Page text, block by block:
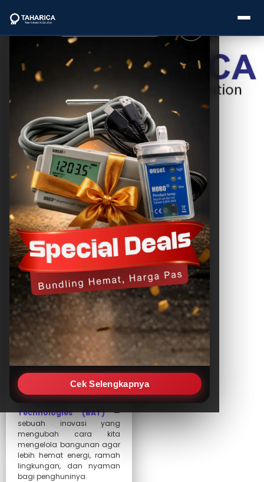
Cek Selengkapnya
Categories
Brands
Service
Industries
Blogs
Panduan
Building
Automation
Technologies
untuk
Infrastruktur
Modern
THC SEO
August 1, 2025
Di era infrastruktur
modern, efisiensi dan
keamanan bangunan
bukan lagi pilihan,
melainkan kebutuhan.
Teknologi kini
memungkinkan sistem
pencahayaan, HVAC,
hingga keamanan bekerja
secara otomatis dan saling
terhubung. Inilah yang
disebut
Building
Automation
Technologies (BAT)—
sebuah inovasi yang
mengubah cara kita
mengelola bangunan agar
lebih hemat energi, ramah
lingkungan, dan nyaman
bagi penghuninya.
Postingan
Lainnya